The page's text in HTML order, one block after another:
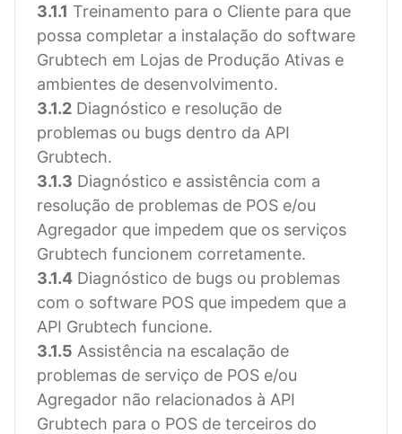
3.1.1 Treinamento para o Cliente para que
possa completar a instalação do software
Grubtech em Lojas de Produção Ativas e
ambientes de desenvolvimento.
3.1.2 Diagnóstico e resolução de
problemas ou bugs dentro da API
Grubtech.
3.1.3 Diagnóstico e assistência com a
resolução de problemas de POS e/ou
Agregador que impedem que os serviços
Grubtech funcionem corretamente.
3.1.4 Diagnóstico de bugs ou problemas
com o software POS que impedem que a
API Grubtech funcione.
3.1.5 Assistência na escalação de
problemas de serviço de POS e/ou
Agregador não relacionados à API
Grubtech para o POS de terceiros do